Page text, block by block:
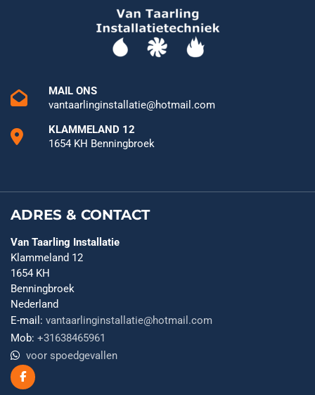
MAIL ONS
vantaarlinginstallatie@hotmail.com
KLAMMELAND 12
1654 KH Benningbroek
ADRES & CONTACT
Van Taarling Installatie
Klammeland 12
1654 KH
Benningbroek
Nederland
E-mail: vantaarlinginstallatie@hotmail.com
Mob: +31638465961
voor spoedgevallen